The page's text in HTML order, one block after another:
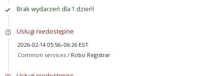
Brak wydarzeń dla 1 dzień!
Usługi niedostępne
2026-02-14 05:56–06:26 EST
Common services / Robo Registrar